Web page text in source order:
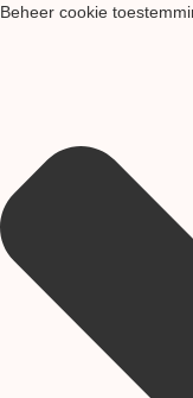
Beheer cookie